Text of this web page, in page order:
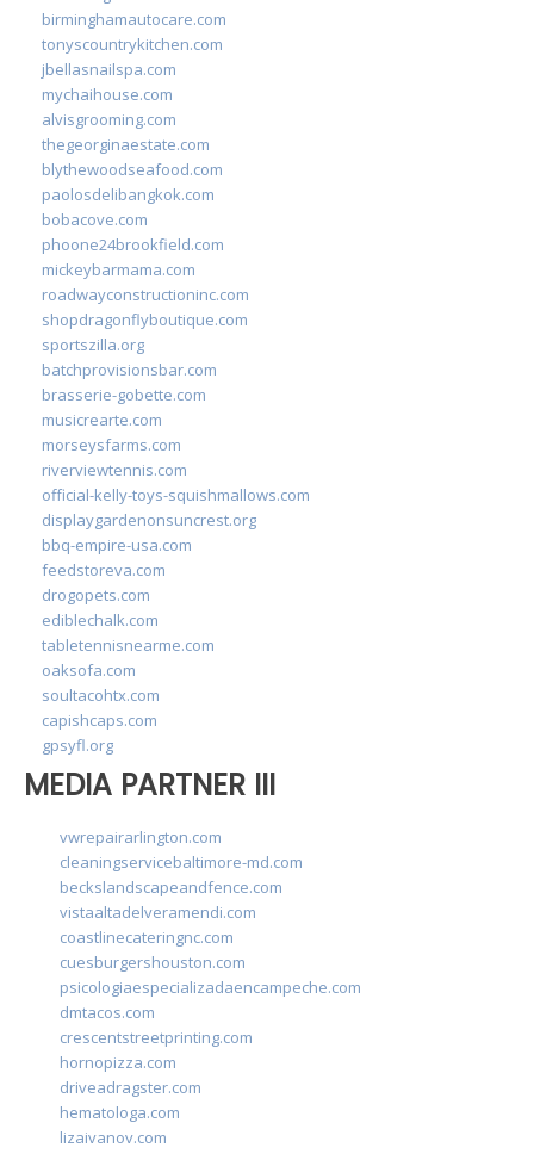
birminghamautocare.com
tonyscountrykitchen.com
jbellasnailspa.com
mychaihouse.com
alvisgrooming.com
thegeorginaestate.com
blythewoodseafood.com
paolosdelibangkok.com
bobacove.com
phoone24brookfield.com
mickeybarmama.com
roadwayconstructioninc.com
shopdragonflyboutique.com
sportszilla.org
batchprovisionsbar.com
brasserie-gobette.com
musicrearte.com
morseysfarms.com
riverviewtennis.com
official-kelly-toys-squishmallows.com
displaygardenonsuncrest.org
bbq-empire-usa.com
feedstoreva.com
drogopets.com
ediblechalk.com
tabletennisnearme.com
oaksofa.com
soultacohtx.com
capishcaps.com
gpsyfl.org
MEDIA PARTNER III
vwrepairarlington.com
cleaningservicebaltimore-md.com
beckslandscapeandfence.com
vistaaltadelveramendi.com
coastlinecateringnc.com
cuesburgershouston.com
psicologiaespecializadaencampeche.com
dmtacos.com
crescentstreetprinting.com
hornopizza.com
driveadragster.com
hematologa.com
lizaivanov.com